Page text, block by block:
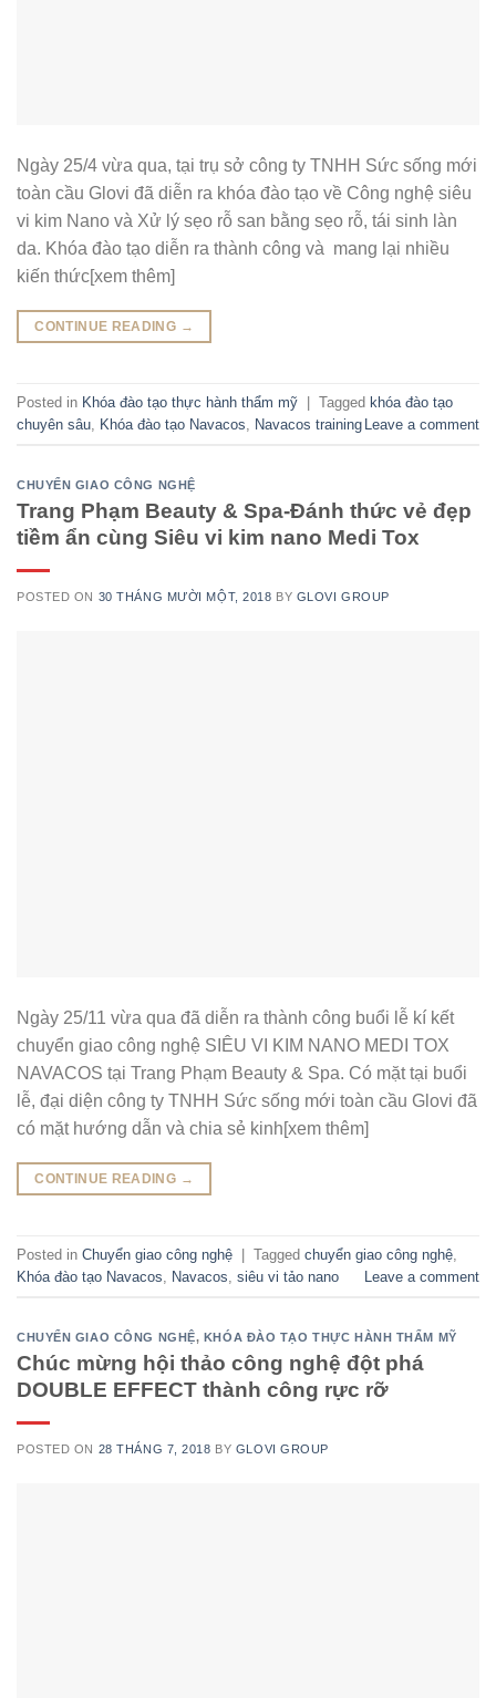
Ngày 25/4 vừa qua, tại trụ sở công ty TNHH Sức sống mới
toàn cầu Glovi đã diễn ra khóa đào tạo về Công nghệ siêu
vi kim Nano và Xử lý sẹo rỗ san bằng sẹo rỗ, tái sinh làn
da. Khóa đào tạo diễn ra thành công và mang lại nhiều
kiến thức[xem thêm]
CONTINUE READING →
Posted in Khóa đào tạo thực hành thẩm mỹ | Tagged khóa đào tạo
chuyên sâu Khóa đào tạo Navacos Navacos training Leave a comment
CHUYỂN GIAO CÔNG NGHỆ
Trang Phạm Beauty & Spa-Đánh thức vẻ đẹp
tiềm ẩn cùng Siêu vi kim nano Medi Tox
POSTED ON 30 THÁNG MƯỜI MỘT, 2018 BY GLOVI GROUP
Ngày 25/11 vừa qua đã diễn ra thành công buổi lễ kí kết
chuyển giao công nghệ SIÊU VI KIM NANO MEDI TOX
NAVACOS tại Trang Phạm Beauty & Spa. Có mặt tại buổi
lễ, đại diện công ty TNHH Sức sống mới toàn cầu Glovi đã
có mặt hướng dẫn và chia sẻ kinh[xem thêm]
CONTINUE READING →
Posted in Chuyển giao công nghệ | Tagged chuyển giao công nghệ
Khóa đào tạo Navacos
Navacos siêu vi tảo nano Leave a comment
CHUYỂN GIAO CÔNG NGHỆ, KHÓA ĐÀO TẠO THỰC HÀNH THẨM MỸ
Chúc mừng hội thảo công nghệ đột phá
DOUBLE EFFECT thành công rực rỡ
POSTED ON 28 THÁNG 7, 2018 BY GLOVI GROUP